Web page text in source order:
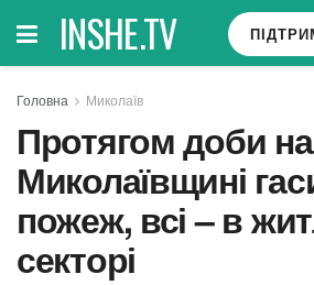
INSHE.TV
Головна Миколаїв
Протягом доби на
Миколаївщині
пожеж, всі – в
секторі